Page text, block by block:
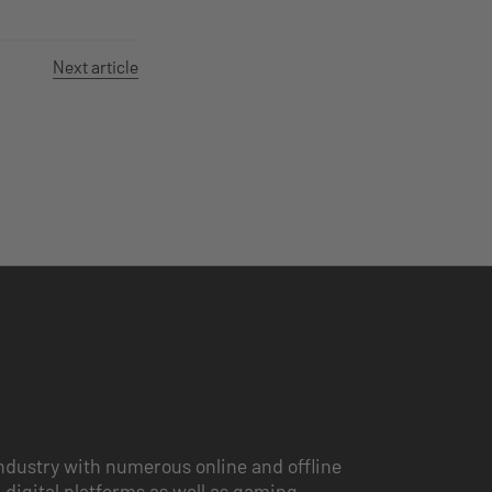
Next article
with numerous online and offline